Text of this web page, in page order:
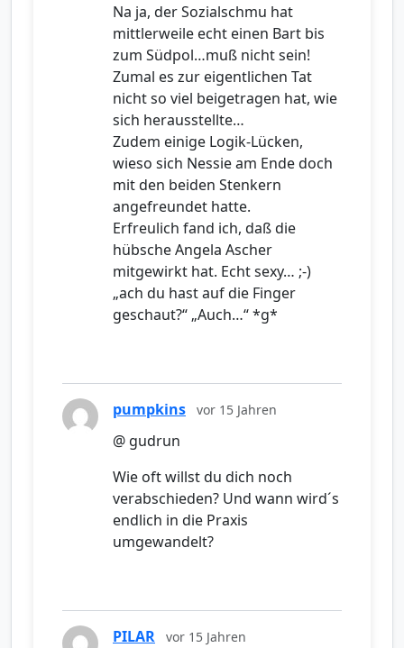
Na ja, der Sozialschmu hat
mittlerweile echt einen Bart bis
zum Südpol…muß nicht sein!
Zumal es zur eigentlichen Tat
nicht so viel beigetragen hat, wie
sich herausstellte…
Zudem einige Logik-Lücken,
wieso sich Nessie am Ende doch
mit den beiden Stenkern
angefreundet hatte.
Erfreulich fand ich, daß die
hübsche Angela Ascher
mitgewirkt hat. Echt sexy… ;-)
„ach du hast auf die Finger
geschaut?“ „Auch…“ *g*
pumpkins vor 15 Jahren
@ gudrun
Wie oft willst du dich noch
verabschieden? Und wann wird´s
endlich in die Praxis
umgewandelt?
PILAR vor 15 Jahren